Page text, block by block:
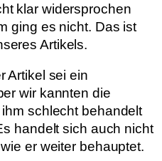
klar widersprochen
ging es nicht. Das ist
Artikels.
Artikel sei ein
wir kannten die
schlecht behandelt
handelt sich auch nicht
er weiter behauptet.